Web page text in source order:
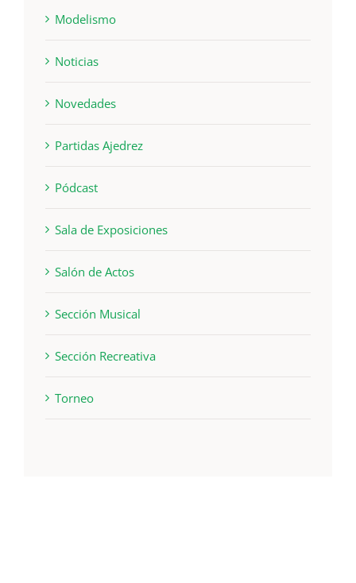
Modelismo
Noticias
Novedades
Partidas Ajedrez
Pódcast
Sala de Exposiciones
Salón de Actos
Sección Musical
Sección Recreativa
Torneo